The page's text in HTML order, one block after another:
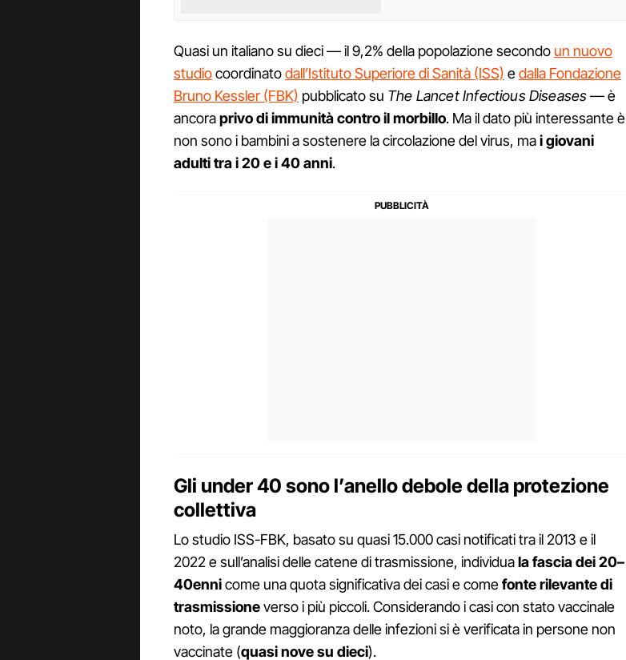
Quasi un italiano su dieci — il 9,2% della popolazione secondo un nuovo
studiocoordinatodall’Istituto Superiore di Sanità (ISS) edalla Fondazione
Bruno Kessler (FBK) pubblicato su The Lancet Infectious Diseases— è
ancoraprivo di immunità contro il morbillo. Ma il dato più interessante è
non sono i bambini a sostenere la circolazione del virus, mai giovani
adulti tra i 20 e i 40 anni.
Gli under 40 sono l’anello debole della protezione
collettiva
Lo studio ISS-FBK, basato su quasi 15.000 casi notificati tra il 2013 e il
2022 e sull’analisi delle catene di trasmissione, individuala fascia dei 20–
40ennicome una quota significativa dei casi e comefonte rilevante di
trasmissioneverso i più piccoli. Considerando i casi con stato vaccinale
noto, la grande maggioranza delle infezioni si è verificata in persone non
vaccinate (quasi nove su dieci).